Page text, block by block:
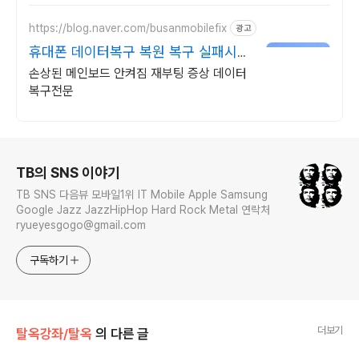
https://blog.naver.com/busanmobilefix 광고
휴대폰 데이터복구 복원 복구 실패시
비용 무료
손상된 메인보드 안켜짐 재부팅 증상 데이터
복구전문
TB의 SNS 이야기
TB SNS 다음뷰 모바일1위 IT Mobile Apple Samsung
Google Jazz JazzHipHop Hard Rock Metal 연락처
ryueyesgogo@gmail.com
구독하기
탈옥강좌/탈옥 의 다른 글 더보기